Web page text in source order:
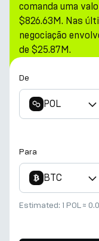
comanda uma
$826.63M. Nas
negociação
de $25.87M.
De
POL
Para
BTC
Estimated: 1 POL≈